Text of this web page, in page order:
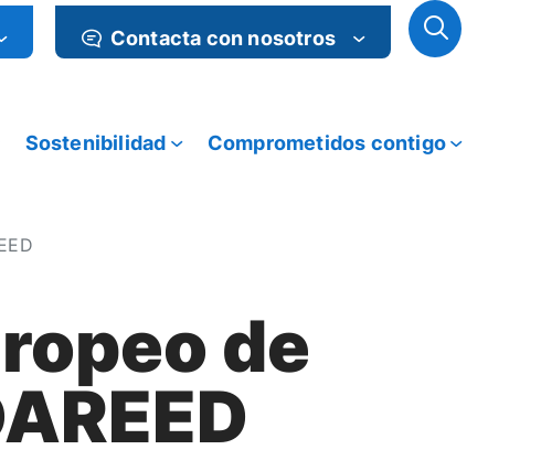
Contacta con nosotros
Sostenibilidad Comprometidos contigo
de